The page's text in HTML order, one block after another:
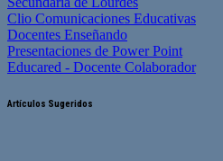
Clio Comunicaciones Educativas
Docentes Enseñando
Presentaciones de Power Point
Educared - Docente Colaborador
Artículos Sugeridos